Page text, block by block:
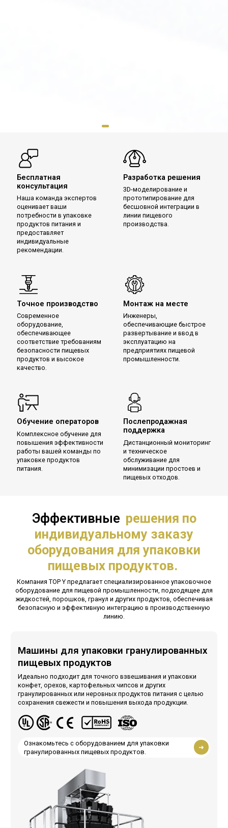
Бесплатная
консультация
Наша команда экспертов
оценивает ваши
потребности в упаковке
продуктов питания и
предоставляет
индивидуальные
рекомендации.
Разработка решения
3D-моделирование и
прототипирование для
бесшовной интеграции в
линии пищевого
производства.
Точное производство
Современное
оборудование,
обеспечивающее
соответствие требованиям
безопасности пищевых
продуктов и высокое
качество.
Монтаж на месте
Инженеры,
обеспечивающие быстрое
развертывание и ввод в
эксплуатацию на
предприятиях пищевой
промышленности.
Обучение операторов
Комплексное обучение для
повышения эффективности
работы вашей команды по
упаковке продуктов
питания.
Послепродажная
поддержка
Дистанционный мониторинг
и техническое
обслуживание для
минимизации простоев и
пищевых отходов.
Эффективные решения по
индивидуальному заказу
оборудования для упаковки
пищевых продуктов.
Компания TOP Y предлагает специализированное упаковочное
оборудование для пищевой промышленности, подходящее для
жидкостей, порошков, гранул и других продуктов, обеспечивая
безопасную и эффективную интеграцию в производственную
линию.
Машины для упаковки гранулированных
пищевых продуктов
Идеально подходит для точного взвешивания и упаковки
конфет, орехов, картофельных чипсов и других
гранулированных или неровных продуктов питания с целью
сохранения свежести и повышения выхода продукции.
Ознакомьтесь с оборудованием для упаковки
гранулированных пищевых продуктов.